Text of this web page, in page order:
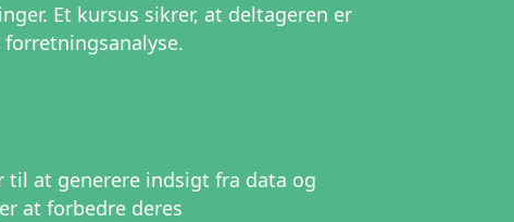
Et kursus sikrer, at deltageren er
at generere indsigt fra data og
at forbedre deres